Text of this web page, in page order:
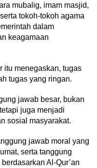
mubalig, imam masjid,
tokoh-tokoh agama
dalam
keagamaan
itu menegaskan, tugas
tugas yang ringan.
jawab besar, bukan
juga menjadi
sosial masyarakat.
jawab moral yang
serta tanggung
Al-Qur’an